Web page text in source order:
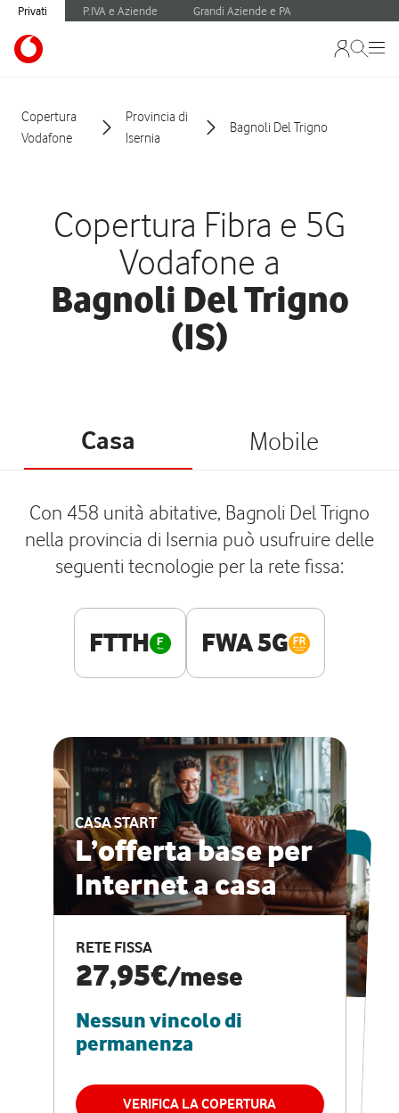
Privati P.IVA e Aziende Grandi Aziende e PA
Copertura
Vodafone
Provincia di
Isernia
Bagnoli Del Trigno
Copertura Fibra e 5G
Vodafone a
Bagnoli Del Trigno
(IS)
Casa Mobile
Con 458 unità abitative, Bagnoli Del Trigno
nella provincia di Isernia può usufruire delle
seguenti tecnologie per la rete fissa:
FTTH FWA 5G
CASA START
L’offerta base per
Internet a casa
RETE FISSA
27,95€/mese
Nessun vincolo di
permanenza
VERIFICA LA COPERTURA
ESCLUSIVA ONLINE
CASA PRO
Internet veloce e
vantaggi speciali
RETE FISSA + VODAFONE CLUB
29,95€
permanenza